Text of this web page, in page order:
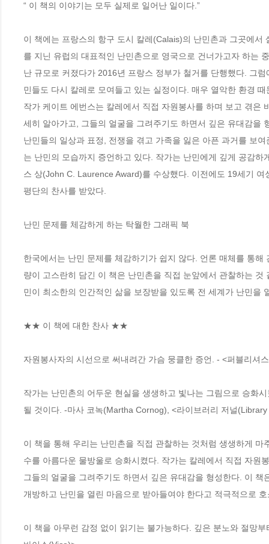
“ 이 책의 이야기는 모두 실제로 일어난 일이다.”
이 책에는 프랑스의 항구 도시 칼레(Calais)의 난민촌과 그곳에
를 지닌 유럽의 대표적인 난민촌으로 영국으로 건너가고자 하는
난 규모로 커졌다가 2016년 프랑스 정부가 철거를 단행했다. 그
민들도 다시 칼레로 모여들고 있는 실정이다. 매우 열악한 환경
작가 케이트 에번스는 칼레에서 직접 자원봉사를 하며 보고 겪은
세히 알아가고, 그들의 얼굴을 그려주기도 하면서 깊은 유대감을
난민들의 일상과 표정, 전쟁을 겪고 가족을 잃은 아픈 과거를 보
는 난민의 모습까지 증언하고 있다. 작가는 난민에게 깊게 공감
스 상(John C. Laurence Award)를 수상했다. 이전에도 19세기
평단의 찬사를 받았다.
난민 문제를 체감하게 하는 탁월한 그래픽 북
한국에서는 난민 문제를 체감하기가 쉽지 않다. 언론 매체를 통
량이 고스란히 담긴 이 책은 난민촌을 직접 눈앞에서 관찰하는
민이 최소한의 인간적인 삶을 보장받을 있도록 전 세계가 난민을
★★ 이 책에 대한 찬사 ★★
자원봉사자의 시선으로 써내려간 가슴 뭉클한 증언. - <퍼블리셔
작가는 난민촌의 어두운 현실을 생생하고 빛나는 그림으로 승화
될 것이다. -마사 코녹(Martha Cornog), <라이브러리 저널
이 책을 통해 우리는 난민촌을 직접 관찰하는 것처럼 생생하게
수를 아름다운 물방울로 승화시켰다. 작가는 칼레에서 직접 자원
그들의 얼굴을 그려주기도 하면서 깊은 유대감을 형성한다. 이
개방하고 난민을 열린 마음으로 받아들여야 한다고 적극적으로
이 책을 아무런 감정 없이 읽기는 불가능하다. 깊은 분노와 절망